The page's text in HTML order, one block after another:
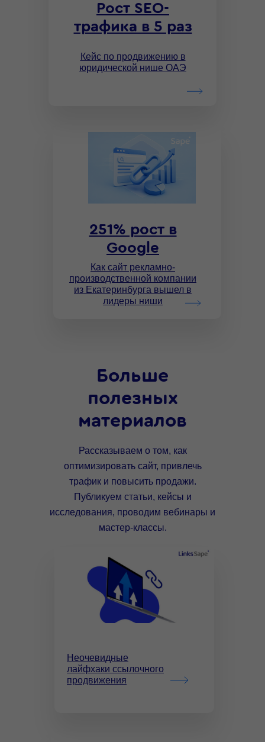
Как сайт рекламно-
производственной компании
из Екатеринбурга вышел в
лидеры ниши
251% рост в
Google
Рост SEO-
трафика в 5 раз
Кейс по продвижению в
юридической нише ОАЭ
Больше
полезных
материалов
Рассказываем о том, как
оптимизировать сайт, привлечь
трафик и повысить продажи.
Публикуем статьи, кейсы и
исследования, проводим вебинары и
мастер-классы.
Неочевидные
лайфхаки ссылочного
продвижения